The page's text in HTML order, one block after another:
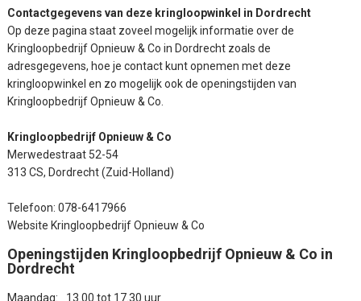
Contactgegevens van deze kringloopwinkel in Dordrecht
Op deze pagina staat zoveel mogelijk informatie over de
Kringloopbedrijf Opnieuw & Co in Dordrecht zoals de
adresgegevens, hoe je contact kunt opnemen met deze
kringloopwinkel en zo mogelijk ook de openingstijden van
Kringloopbedrijf Opnieuw & Co.
Kringloopbedrijf Opnieuw & Co
Merwedestraat 52-54
313 CS, Dordrecht (Zuid-Holland)
Telefoon: 078-6417966
Website Kringloopbedrijf Opnieuw & Co
Openingstijden Kringloopbedrijf Opnieuw & Co in
Dordrecht
Maandag:
13.00 tot 17.30 uur